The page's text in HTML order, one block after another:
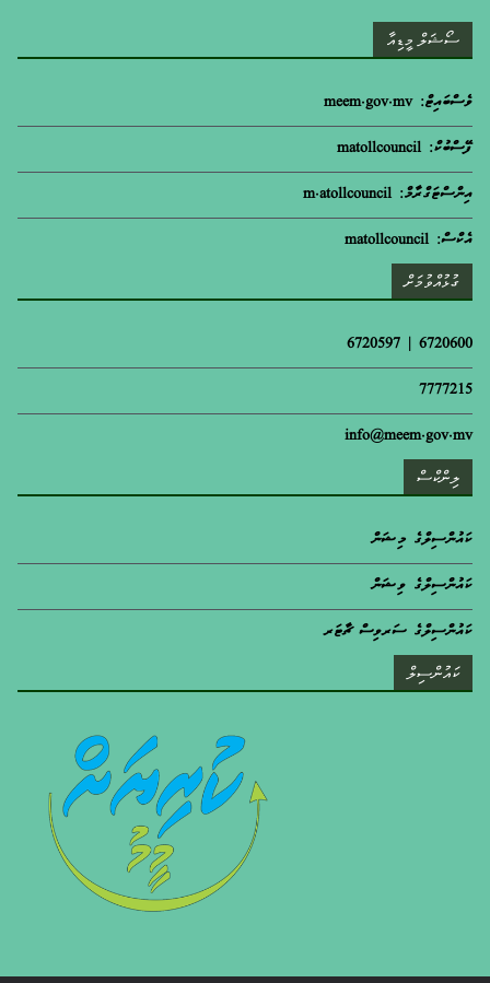
ސޯޝަލް މީޑިއާ
ވެސްބައިޓް: meem.gov.mv
ފޭސްބުކް: matollcouncil
އިންސްޓަގްރާމް: m.atollcouncil
އެކްސް: matollcouncil
ގުޅުއްވުމަށް
6720600 | 6720597
7777215
info@meem.gov.mv
ލިންކްސް
ކައުންސިލްގެ މިޝަން
ކައުންސިލްގެ ވިޝަން
ކައުންސިލްގެ ސަރވިސް ޗާޓަރ
ކައުންސިލް